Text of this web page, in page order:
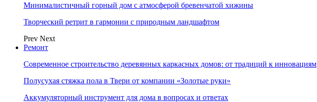
Минималистичный горный дом с атмосферой бревенчатой хижины
Творческий ретрит в гармонии с природным ландшафтом
Prev Next
Ремонт
Современное строительство деревянных каркасных домов: от традиций к инновациям
Полусухая стяжка пола в Твери от компании «Золотые руки»
Аккумуляторный инструмент для дома в вопросах и ответах